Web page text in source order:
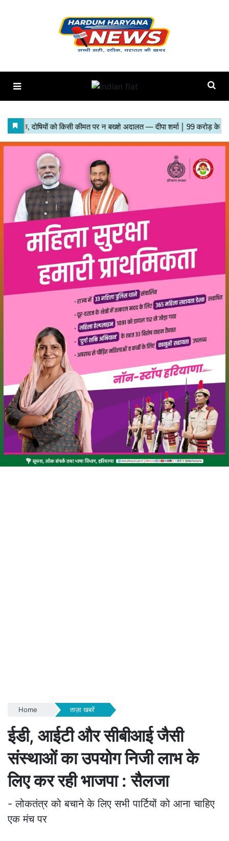
Home ताज़ा खबरें
ईडी, आईटी और सीबीआई जैसी
संस्थाओं का उपयोग निजी लाभ के
लिए कर रही भाजपा : सैलजा
- लोकतंत्र को बचाने के लिए सभी पार्टियों को आना चाहिए
एक मंच पर